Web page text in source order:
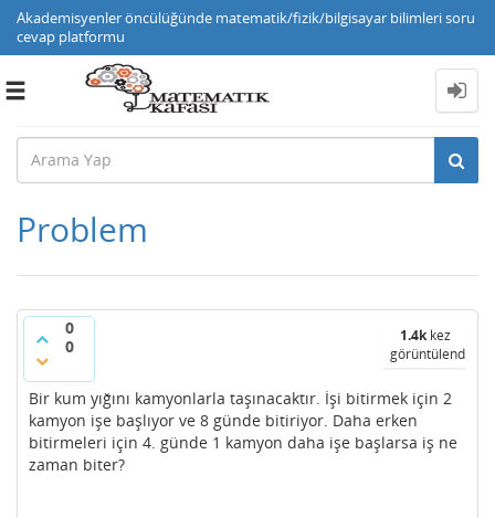
Akademisyenler öncülüğünde matematik/fizik/bilgisayar bilimleri soru
cevap platformu
Toggle
Problem
0
0
1.4kkez
görüntülendi
Bir kum yığını kamyonlarla taşınacaktır. İşi bitirmek için 2
kamyon işe başlıyor ve 8 günde bitiriyor. Daha erken
bitirmeleri için 4. günde 1 kamyon daha işe başlarsa iş ne
zaman biter?